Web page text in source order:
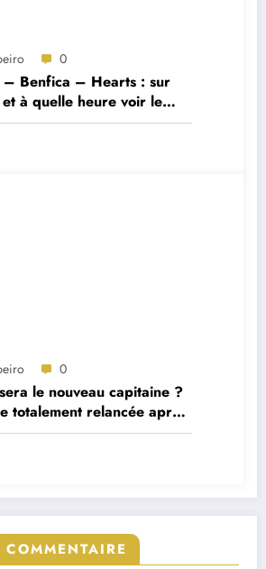
0
– Benfica – Hearts : sur
à quelle heure voir le
0
le nouveau capitaine ?
totalement relancée après